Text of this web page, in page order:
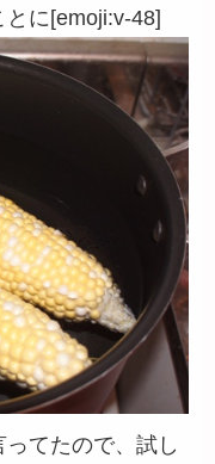
に[emoji:v-48]
てたので、試し